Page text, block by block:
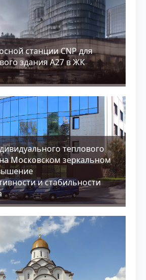
станции CNP для
здания А27 в ЖК
теплового
Московском зеркальном
и стабильности